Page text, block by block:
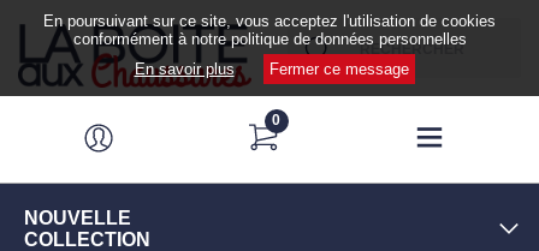
0
NOUVELLE
COLLECTION
En poursuivant sur ce site, vous acceptez l'utilisation de cookies
conformément à notre politique de données personnelles
En savoir plus
Fermer ce message